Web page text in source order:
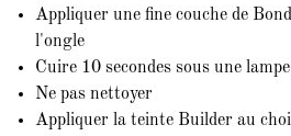
Appliquer une fine couche de
l'ongle
Cuire 10 secondes sous une
Ne pas nettoyer
Appliquer la teinte Builder au